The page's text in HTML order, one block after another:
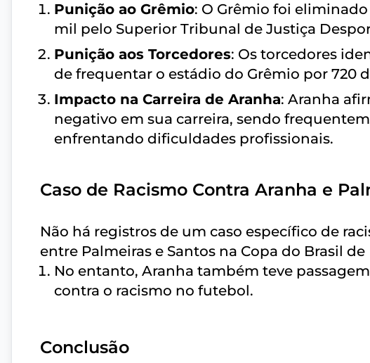
Punição ao Grêmio: O Grêmio foi
mil pelo Superior Tribunal de Justiça
Punição aos Torcedores: Os torcedores
de frequentar o estádio do Grêmio por 720
Impacto na Carreira de Aranha: Aranha
negativo em sua carreira, sendo
enfrentando dificuldades profissionais.
Caso de Racismo Contra Aranha e
Não há registros de um caso específico de
entre Palmeiras e Santos na Copa do Brasil de
No entanto, Aranha também teve
contra o racismo no futebol.
Conclusão